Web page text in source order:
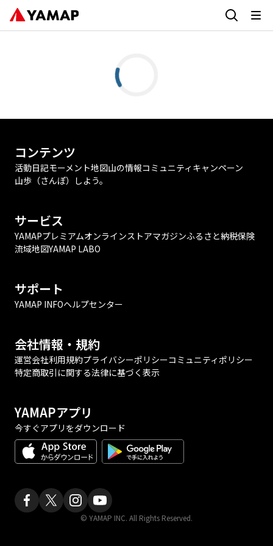
コンテンツ
活動日記モーメント地図山の情報コミュニティ キャンペーン
山歩（さんぽ）しよう。
サービス
YAMAPプレミアムオンラインストアマガジンふるさと納税保険
流域地図YAMAP LABO
サポート
YAMAP INFOヘルプセンター
会社情報・規約
運営会社利用規約プライバシーポリシーコミュニティポリシー
特定商取引に関する法律に基づく表示
YAMAPアプリ
今すぐアプリをダウンロード
© YAMAP INC. All Rights Reserved.